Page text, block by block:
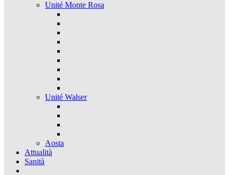
Unité Monte Rosa
Unité Walser
Aosta
Attualità
Sanità